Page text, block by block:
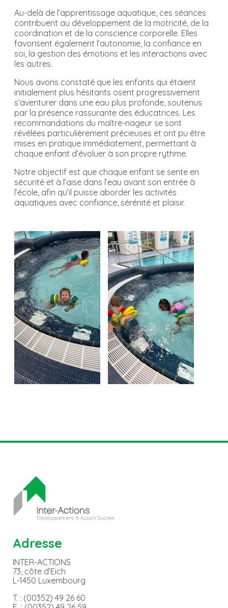
Au-delà de l’apprentissage aquatique, ces séances
contribuent au développement de la motricité, de la
coordination et de la conscience corporelle. Elles
favorisent également l’autonomie, la confiance en
soi, la gestion des émotions et les interactions avec
les autres.
Nous avons constaté que les enfants qui étaient
initialement plus hésitants osent progressivement
s’aventurer dans une eau plus profonde, soutenus
par la présence rassurante des éducatrices. Les
recommandations du maître-nageur se sont
révélées particulièrement précieuses et ont pu être
mises en pratique immédiatement, permettant à
chaque enfant d’évoluer à son propre rythme.
Notre objectif est que chaque enfant se sente en
sécurité et à l’aise dans l’eau avant son entrée à
l’école, afin qu’il puisse aborder les activités
aquatiques avec confiance, sérénité et plaisir.
Adresse
INTER-ACTIONS
73, côte d’Eich
L-1450 Luxembourg
T. : (00352) 49 26 60